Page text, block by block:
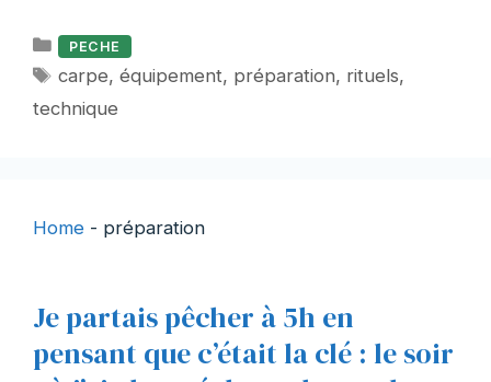
Catégories
PECHE
Étiquettes
carpe,équipement, préparation, rituels,
technique
Home - préparation
Je partais pêcher à 5h en
pensant que c’était la clé : le soir